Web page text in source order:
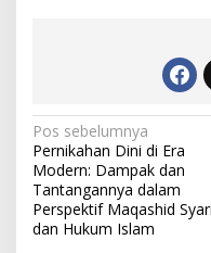
N
a
v
i
Pos sebelumnya
Pernikahan Dini di Era
Modern: Dampak dan
Tantangannya dalam
Perspektif Maqashid
dan Hukum Islam